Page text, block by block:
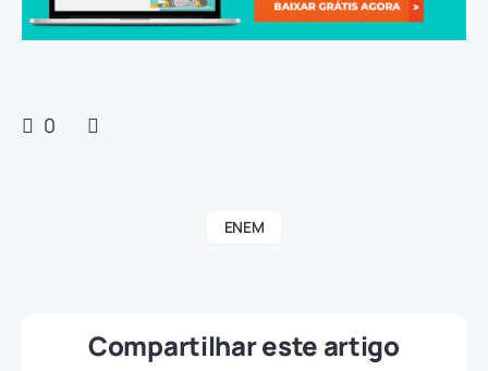
0
ENEM
Compartilhar este artigo